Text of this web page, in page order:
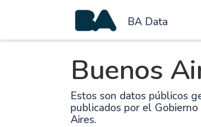
BA Data
Buenos
Estos son datos públicos
publicados por el
Aires.